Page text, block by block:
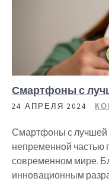
Смартфоны с
24 АПРЕЛЯ 2024
Смартфоны с лучшей
непременной частью
современном мире.
инновационным